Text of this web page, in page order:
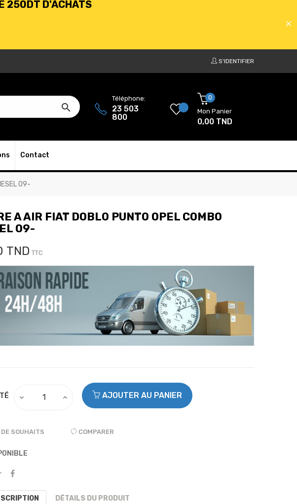
250DT D'ACHATS
250DT D'ACHATS
S'IDENTIFIER

Téléphone:
23 503
800
0
Mon Panier
0,00 TND
Contact
09-
A AIR FIAT DOBLO PUNTO OPEL COMBO
09-
TND TTC
AJOUTER AU PANIER
SOUHAITS COMPARER
DÉTAILS DU PRODUIT